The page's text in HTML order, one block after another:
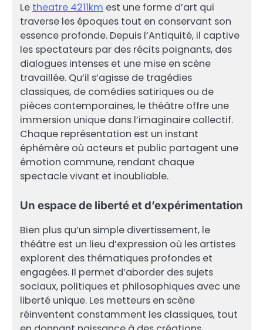
Le theatre 4211km est une forme d’art qui
traverse les époques tout en conservant son
essence profonde. Depuis l’Antiquité, il captive
les spectateurs par des récits poignants, des
dialogues intenses et une mise en scène
travaillée. Qu’il s’agisse de tragédies
classiques, de comédies satiriques ou de
pièces contemporaines, le théâtre offre une
immersion unique dans l’imaginaire collectif.
Chaque représentation est un instant
éphémère où acteurs et public partagent une
émotion commune, rendant chaque
spectacle vivant et inoubliable.
Un espace de liberté et d’expérimentation
Bien plus qu’un simple divertissement, le
théâtre est un lieu d’expression où les artistes
explorent des thématiques profondes et
engagées. Il permet d’aborder des sujets
sociaux, politiques et philosophiques avec une
liberté unique. Les metteurs en scène
réinventent constamment les classiques, tout